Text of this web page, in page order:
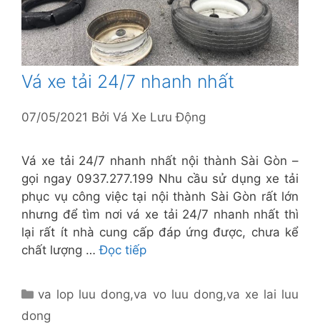
Vá xe tải 24/7 nhanh nhất
07/05/2021 Bởi Vá Xe Lưu Động
Vá xe tải 24/7 nhanh nhất nội thành Sài Gòn –
gọi ngay 0937.277.199 Nhu cầu sử dụng xe tải
phục vụ công việc tại nội thành Sài Gòn rất lớn
nhưng để tìm nơi vá xe tải 24/7 nhanh nhất thì
lại rất ít nhà cung cấp đáp ứng được, chưa kể
chất lượng …Đọc tiếp
Danh
mục
va lop luu dong,va vo luu dong,va xe lai luu
dong